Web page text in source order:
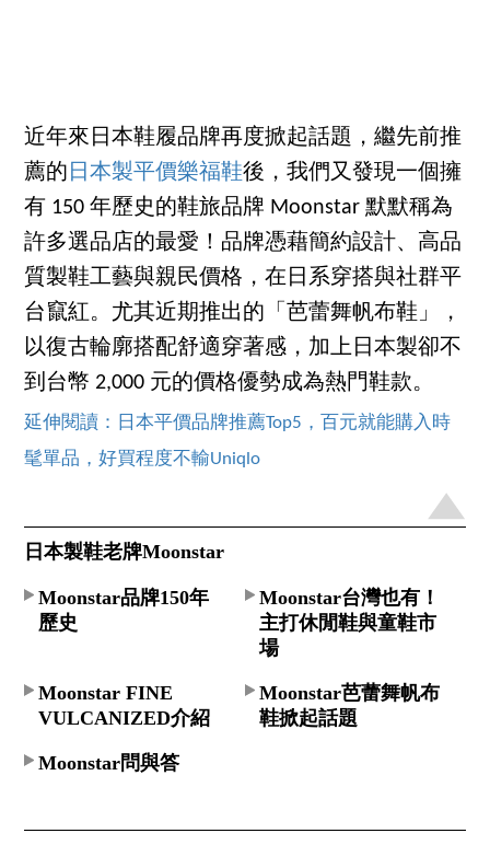
近年來日本鞋履品牌再度掀起話題，繼先前推
薦的 日本製平價樂福鞋後，我們又發現一個擁
有 150 年歷史的鞋旅品牌 Moonstar 默默稱為
許多選品店的最愛！品牌憑藉簡約設計、高品
質製鞋工藝與親民價格，在日系穿搭與社群平
台竄紅。尤其近期推出的「芭蕾舞帆布鞋」，
以復古輪廓搭配舒適穿著感，加上日本製卻不
到台幣 2,000 元的價格優勢成為熱門鞋款。
延伸閱讀：日本平價品牌推薦Top5，百元就能購入時
髦單品，好買程度不輸Uniqlo
日本製鞋老牌Moonstar
Moonstar品牌150年
歷史
Moonstar台灣也有！
主打休閒鞋與童鞋市
場
Moonstar FINE
VULCANIZED介紹
Moonstar芭蕾舞帆布
鞋掀起話題
Moonstar問與答